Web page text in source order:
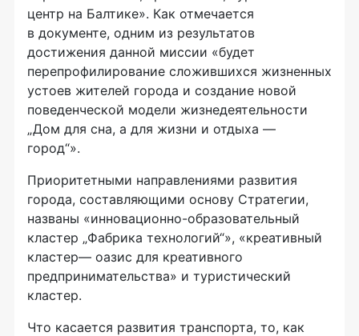
центр на Балтике». Как отмечается
в документе, одним из результатов
достижения данной миссии «будет
перепрофилирование сложившихся жизненных
устоев жителей города и создание новой
поведенческой модели жизнедеятельности
„Дом для сна, а для жизни и отдыха —
город“».
Приоритетными направлениями развития
города, составляющими основу Стратегии,
названы «инновационно-образовательный
кластер „Фабрика технологий“», «креативный
кластер— оазис для креативного
предпринимательства» и туристический
кластер.
Что касается развития транспорта, то, как